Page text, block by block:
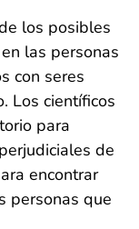
los posibles
las personas
con seres
Los científicos
para
de
encontrar
personas que